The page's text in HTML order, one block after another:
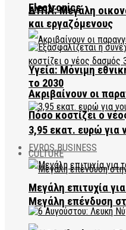
Electronics
Ακριβαίνουν οι
Πόσο κοστίζει ο
EVROS BUSINESS
Μεγάλη επένδυση
ΔΥΠΑ: Μεγάλη
και εργαζόμενους
Υγεία: Μόνιμη
το 2030
3,95 εκατ. ευρώ
CULTURE
Μεγάλη επιτυχία